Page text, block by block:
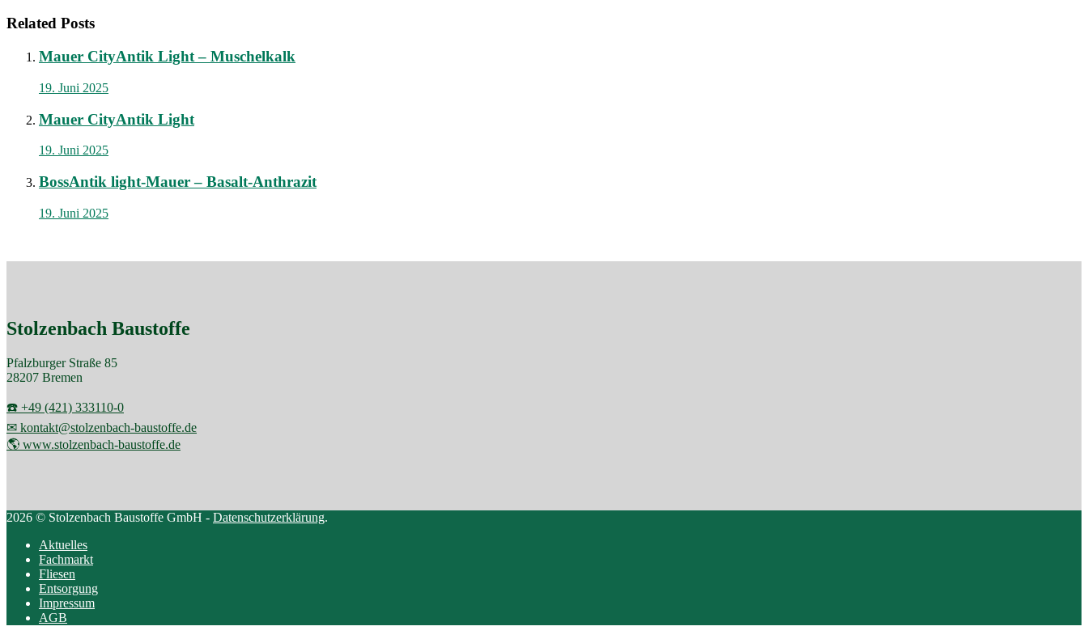
Related Posts
Mauer CityAntik Light – Muschelkalk
19. Juni 2025
Mauer CityAntik Light
19. Juni 2025
BossAntik light-Mauer – Basalt-Anthrazit
19. Juni 2025
Stolzenbach Baustoffe
Pfalzburger Straße 85
28207 Bremen
☎️ +49 (421) 333110-0
✉ kontakt@stolzenbach-baustoffe.de
🌎 www.stolzenbach-baustoffe.de
2026 © Stolzenbach Baustoffe GmbH - Datenschutzerklärung.
Aktuelles
Fachmarkt
Fliesen
Entsorgung
Impressum
AGB